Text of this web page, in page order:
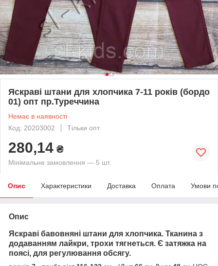
Яскраві штани для хлопчика 7-11 років (бордо
01) опт пр.Туреччина
Немає в наявності
Код: 20203002
Тільки опт
280,14 ₴
Мінімальне замовлення — 5 шт.
Опис Характеристики Доставка Оплата Умови
Опис
Яскраві бавовняні штани для хлопчика. Тканина з
додаванням лайкри, трохи тягнеться. Є затяжка на
поясі, для регулювання обсягу.